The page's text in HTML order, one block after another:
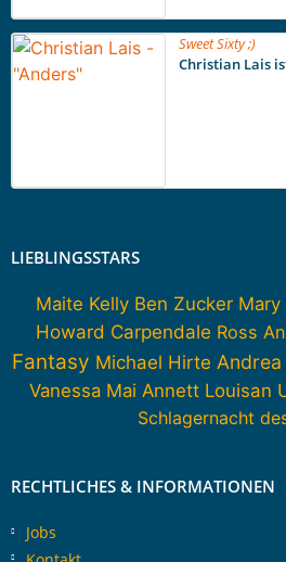
Sweet Sixty ;)
Christian Lais
LIEBLINGSSTARS
Maite Kelly Ben Zucker Mary
Howard Carpendale Ross
Fantasy Michael Hirte Andrea
Vanessa Mai Annett Louisan
Schlagernacht
RECHTLICHES & INFORMATIONEN
Jobs